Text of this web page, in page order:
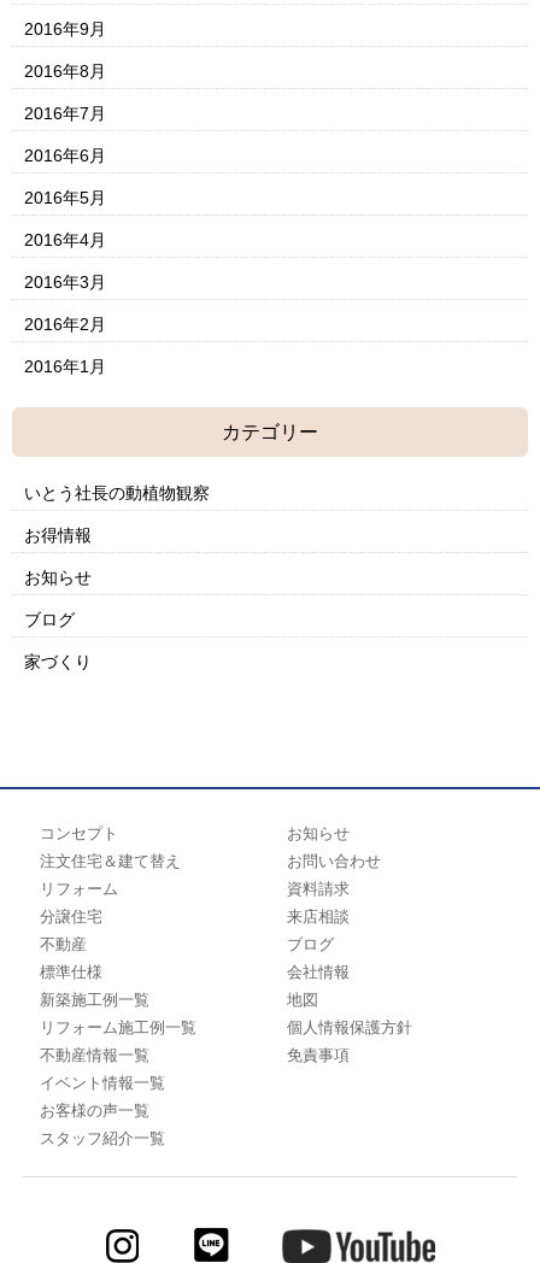
2016年9月
2016年8月
2016年7月
2016年6月
2016年5月
2016年4月
2016年3月
2016年2月
2016年1月
カテゴリー
いとう社長の動植物観察
お得情報
お知らせ
ブログ
家づくり
コンセプト
注文住宅＆建て替え
リフォーム
分譲住宅
不動産
標準仕様
新築施工例一覧
リフォーム施工例一覧
不動産情報一覧
イベント情報一覧
お客様の声一覧
スタッフ紹介一覧
お知らせ
お問い合わせ
資料請求
来店相談
ブログ
会社情報
地図
個人情報保護方針
免責事項